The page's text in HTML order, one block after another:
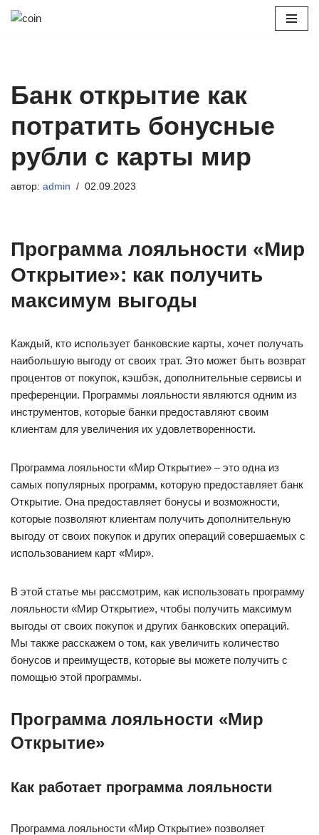
Банк открытие как
потратить бонусные
рубли с карты мир
автор: admin 02.09.2023
Программа лояльности «Мир
Открытие»: как получить
максимум выгоды
Каждый, кто использует банковские карты, хочет получать
наибольшую выгоду от своих трат. Это может быть возврат
процентов от покупок, кэшбэк, дополнительные сервисы и
преференции. Программы лояльности являются одним из
инструментов, которые банки предоставляют своим
клиентам для увеличения их удовлетворенности.
Программа лояльности «Мир Открытие» – это одна из
самых популярных программ, которую предоставляет банк
Открытие. Она предоставляет бонусы и возможности,
которые позволяют клиентам получить дополнительную
выгоду от своих покупок и других операций совершаемых с
использованием карт «Мир».
В этой статье мы рассмотрим, как использовать программу
лояльности «Мир Открытие», чтобы получить максимум
выгоды от своих покупок и других банковских операций.
Мы также расскажем о том, как увеличить количество
бонусов и преимуществ, которые вы можете получить с
помощью этой программы.
Программа лояльности «Мир
Открытие»
Как работает программа лояльности
Программа лояльности «Мир Открытие» позволяет